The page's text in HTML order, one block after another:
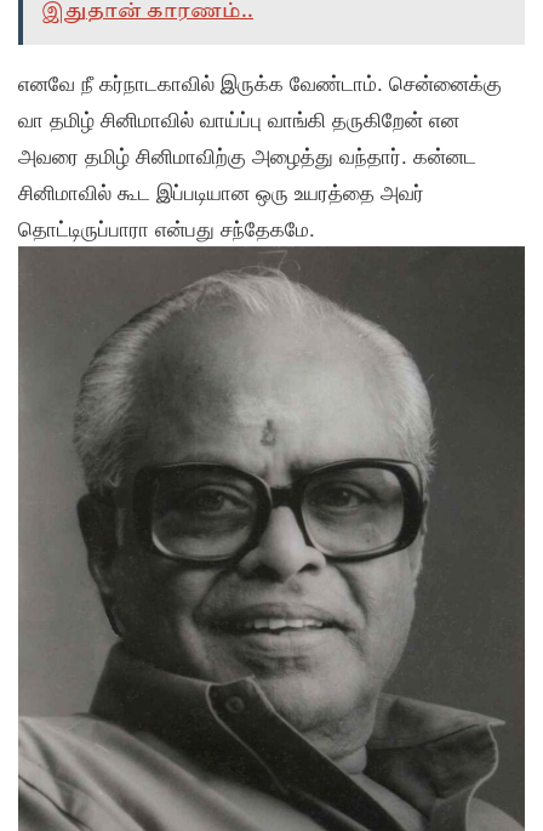
இதுதான் காரணம்..
எனவே நீ கர்நாடகாவில் இருக்க வேண்டாம். சென்னைக்கு
வா தமிழ் சினிமாவில் வாய்ப்பு வாங்கி தருகிறேன் என
அவரை தமிழ் சினிமாவிற்கு அழைத்து வந்தார். கன்னட
சினிமாவில் கூட இப்படியான ஒரு உயரத்தை அவர்
தொட்டிருப்பாரா என்பது சந்தேகமே.